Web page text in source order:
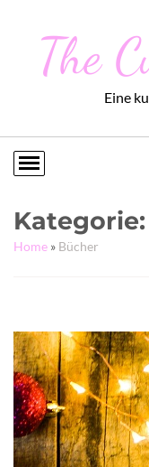
The
Eine
Kategorie:
Home » Bücher